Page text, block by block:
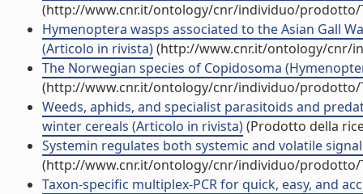
(http://www.cnr.it/ontology/cnr/individuo/prodotto/
Hymenoptera wasps associated to the Asian Gall
(Articolo in rivista)(http://www.cnr.it/ontology/cnr/
The Norwegian species of Copidosoma
(http://www.cnr.it/ontology/cnr/individuo/prodotto/
Weeds, aphids, and specialist parasitoids and
winter cereals (Articolo in rivista)(Prodotto della
Systemin regulates both systemic and volatile
(http://www.cnr.it/ontology/cnr/individuo/prodotto/
Taxon-specific multiplex-PCR for quick, easy, and